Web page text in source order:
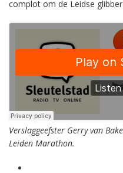
complot om de Leidse
Verslaggeefster Gerry van
Leiden Marathon.